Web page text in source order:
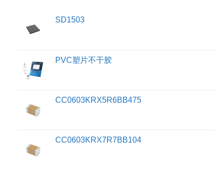
SD1503
PVC塑片不干胶
CC0603KRX5R6BB475
CC0603KRX7R7BB104